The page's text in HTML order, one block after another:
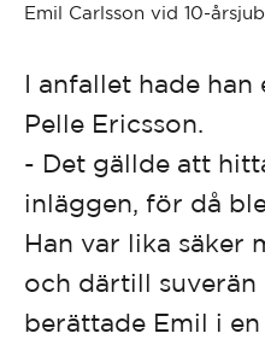
Emil Carlsson vid 10-
I anfallet hade
Pelle Ericsson.
- Det gällde att
inläggen, för då
Han var lika säker
och därtill suverän
berättade Emil i